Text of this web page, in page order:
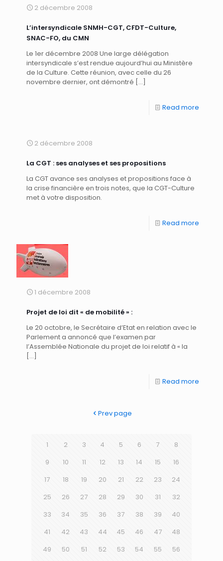
2 décembre 2008
L’intersyndicale SNMH-CGT, CFDT-Culture,
SNAC-FO, du CMN
Le 1er décembre 2008 Une large délégation
intersyndicale s’est rendue aujourd’hui au Ministère
de la Culture. Cette réunion, avec celle du 26
novembre dernier, ont démontré […]
Read more
2 décembre 2008
La CGT : ses analyses et ses propositions
La CGT avance ses analyses et propositions face à
la crise financière en trois notes, que la CGT-Culture
met à votre disposition.
Read more
1 décembre 2008
Projet de loi dit « de mobilité » :
Le 20 octobre, le Secrétaire d’Etat en relation avec le
Parlement a annoncé que l’examen par
l’Assemblée Nationale du projet de loi relatif à « la
[…]
Read more
Prev page
1 2 3 4 5 6 7
8
9
10 11 12 13 14 15
16
17
18 19 20 21 22 23
24
25
26 27 28 29 30 31
32
33
34 35 36 37 38 39
40
41
42 43 44 45 46 47
48
49
50 51 52 53 54 55
56